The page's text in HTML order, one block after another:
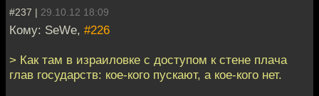
#237 | 29.10.12 18:09
Кому: SeWe, #226
> Как там в израиловке с доступом к стене плача
глав государств: кое-кого пускают, а кое-кого нет.